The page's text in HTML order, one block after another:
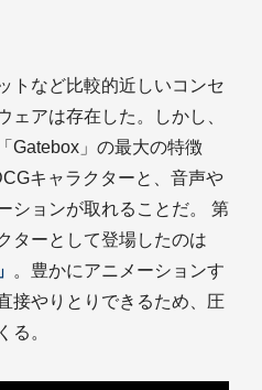
トなど比較的近しいコンセ
ェアは存在した。しかし、
Gatebox」の最大の特徴
キャラクターと、音声や
ションが取れることだ。 第
ターとして登場したのは
。豊かにアニメーションす
接やりとりできるため、圧
る。